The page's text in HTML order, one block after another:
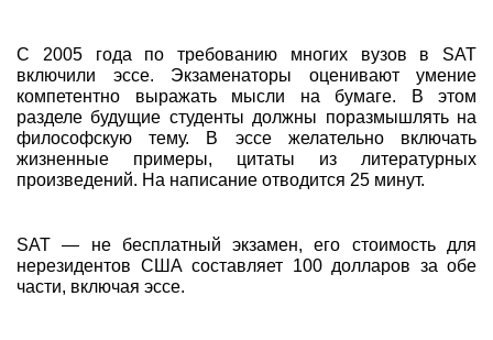
С 2005 года по требованию многих вузов в SAT
включили эссе. Экзаменаторы оценивают умение
компетентно выражать мысли на бумаге. В этом
разделе будущие студенты должны поразмышлять на
философскую тему. В эссе желательно включать
жизненные примеры, цитаты из литературных
произведений. На написание отводится 25 минут.
SAT — не бесплатный экзамен, его стоимость для
нерезидентов США составляет 100 долларов за обе
части, включая эссе.